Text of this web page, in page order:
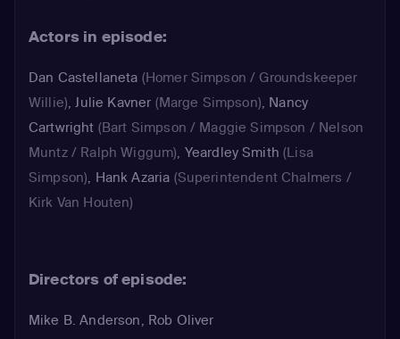
Actors in episode:
Dan Castellaneta (Homer Simpson / Groundskeeper
Willie),Julie Kavner (Marge Simpson), Nancy
Cartwright (Bart Simpson / Maggie Simpson / Nelson
Muntz / Ralph Wiggum), Yeardley Smith (Lisa
Simpson), Hank Azaria (Superintendent Chalmers /
Kirk Van Houten)
Directors of episode:
Mike B. Anderson, Rob Oliver